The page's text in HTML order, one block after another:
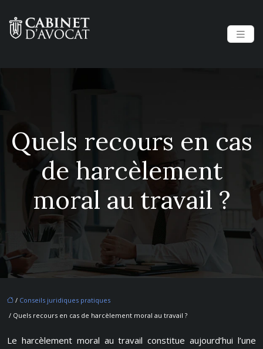
Quels recours en cas
de harcèlement
moral au travail ?
/ Conseils juridiques pratiques
/ Quels recours en cas de harcèlement moral au travail ?
Le harcèlement moral au travail constitue aujourd’hui l’une